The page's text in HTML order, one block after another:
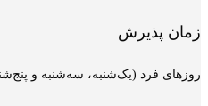
زمان پذیرش
روزهای فرد (یک‌شنبه، سه‌شنبه و پنج‌شنبه) ساعت